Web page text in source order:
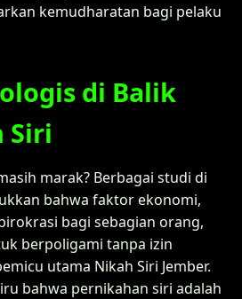
kemudharatan bagi pelaku
di Balik
Siri
marak? Berbagai studi di
bahwa faktor ekonomi,
bagi sebagian orang,
berpoligami tanpa izin
utama Nikah Siri Jember.
bahwa pernikahan siri adalah